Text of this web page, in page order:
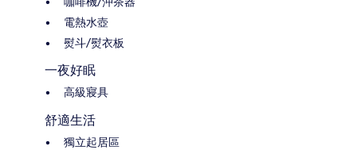
電熱水壺
熨斗/熨衣板
一夜好眠
高級寢具
舒適生活
獨立起居區